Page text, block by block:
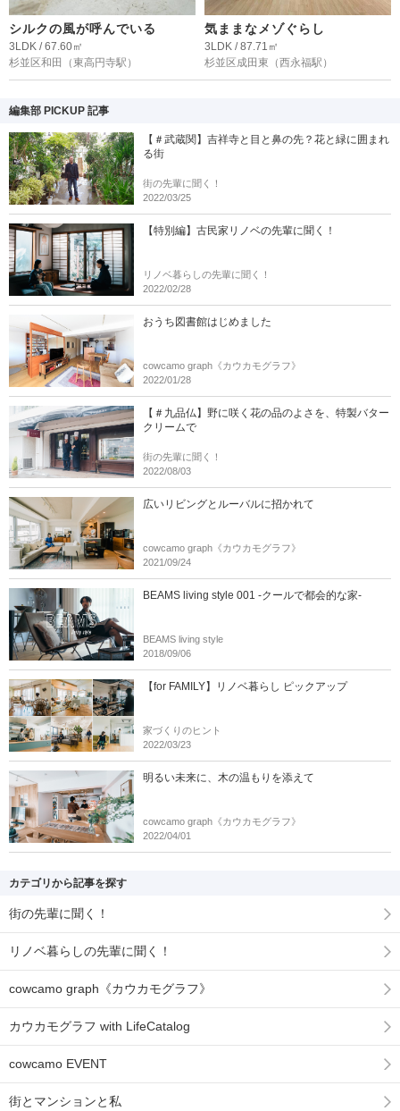
シルクの風が呼んでいる
3LDK / 67.60㎡
杉並区和田
（東高円寺駅）
気ままなメゾぐらし
3LDK / 87.71㎡
杉並区成田東 （西永福駅）
編集部 PICKUP 記事
【＃武蔵関】吉祥寺と目と鼻の先？花と緑に囲まれ
る街
街の先輩に聞く！
2022/03/25
【特別編】古民家リノベの先輩に聞く！
リノベ暮らしの先輩に聞く！
2022/02/28
おうち図書館はじめました
cowcamo graph《カウカモグラフ》
2022/01/28
【＃九品仏】野に咲く花の品のよさを、特製バター
クリームで
街の先輩に聞く！
2022/08/03
広いリビングとルーバルに招かれて
cowcamo graph《カウカモグラフ》
2021/09/24
BEAMS living style 001 -クールで都会的な家-
BEAMS living style
2018/09/06
【for FAMILY】リノベ暮らし ピックアップ
家づくりのヒント
2022/03/23
明るい未来に、木の温もりを添えて
cowcamo graph《カウカモグラフ》
2022/04/01
カテゴリから記事を探す
街の先輩に聞く！
リノベ暮らしの先輩に聞く！
cowcamo graph《カウカモグラフ》
カウカモグラフ with LifeCatalog
cowcamo EVENT
街とマンションと私